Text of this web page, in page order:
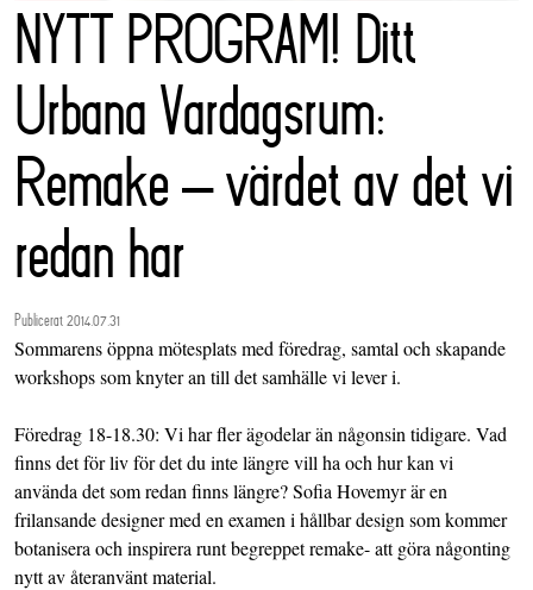
NYTT PROGRAM! Ditt
Urbana Vardagsrum:
Remake – värdet av det vi
redan har
Publicerat 2014.07.31
Sommarens öppna mötesplats med föredrag, samtal och skapande
workshops som knyter an till det samhälle vi lever i.
Föredrag 18-18.30: Vi har fler ägodelar än någonsin tidigare. Vad
finns det för liv för det du inte längre vill ha och hur kan vi
använda det som redan finns längre? Sofia Hovemyr är en
frilansande designer med en examen i hållbar design som kommer
botanisera och inspirera runt begreppet remake- att göra någonting
nytt av återanvänt material.